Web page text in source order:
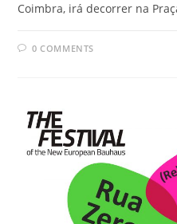
Coimbra, irá decorrer na
0 COMMENTS